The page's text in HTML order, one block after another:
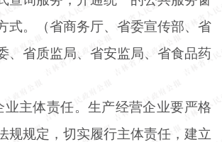
式。（省商务厅、省委宣传部、省
、省质监局、省安监局、省食品药
业主体责任。生产经营企业要严格
规规定，切实履行主体责任，建立